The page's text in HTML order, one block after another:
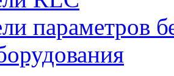
параметров